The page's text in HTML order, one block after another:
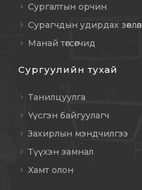
Сургалтын орчин
Сурагчдын удирдах зөвлөл
Манай төгсөгчид
Сургуулийн тухай
Танилцуулга
Үүсгэн байгуулагч
Захирлын мэндчилгээ
Түүхэн замнал
Хамт олон